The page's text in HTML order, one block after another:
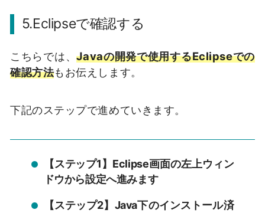
5.Eclipseで確認する
こちらでは、Javaの開発で使用するEclipseでの
確認方法もお伝えします。
下記のステップで進めていきます。
【ステップ1】Eclipse画面の左上ウィン
ドウから設定へ進みます
【ステップ2】Java下のインストール済